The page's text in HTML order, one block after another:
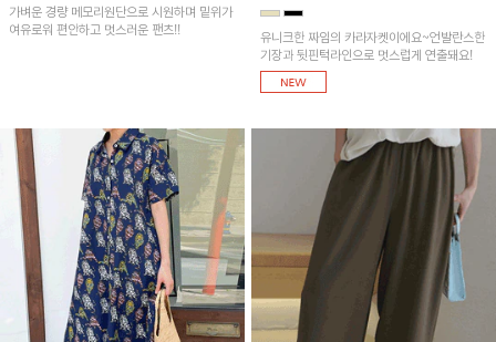
가벼운 경량 메모리원단으로 시원하며 밑위가
여유로워 편안하고 멋스러운 팬츠!!
유니크한 짜임의 카라자켓이에요~언발란스한
기장과 뒷핀턱라인으로 멋스럽게 연출돼요!